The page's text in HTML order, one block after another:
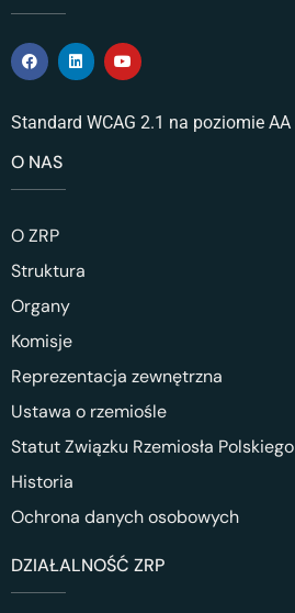
Standard WCAG 2.1 na poziomie AA
O NAS
O ZRP
Struktura
Organy
Komisje
Reprezentacja zewnętrzna
Ustawa o rzemiośle
Statut Związku Rzemiosła Polskiego
Historia
Ochrona danych osobowych
DZIAŁALNOŚĆ ZRP